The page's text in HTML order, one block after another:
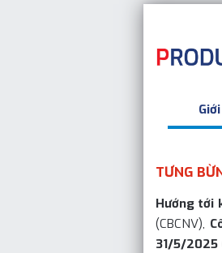
TƯNG
Hướng tới
(CBCNV),
31/5/2025